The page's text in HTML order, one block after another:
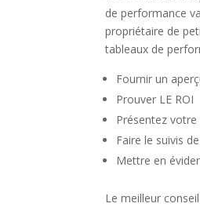
de performance
propriétaire de
tableaux de
Fournir un
Prouver LE ROI
Présentez votre
Faire le suivis
Mettre en
Le meilleur